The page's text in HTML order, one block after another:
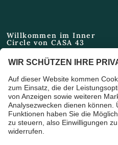
Willkommen im Inner
Circle von CASA 43
Email
Ich bin damit einverstanden,
Marketing-E-Mails und
Sonderangebote zu erhalten